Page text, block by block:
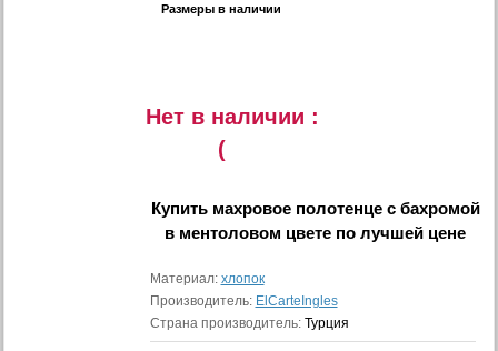
Размеры в наличии
Нет в наличии :
(
Купить махровое полотенце с бахромой
в ментоловом цвете по лучшей цене
Материал: хлопок
Производитель: ElCarteIngles
Страна производитель: Турция